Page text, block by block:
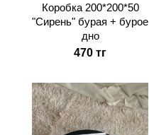
Коробка 200*200*50
"Сирень" бурая + бурое
дно
470 тг